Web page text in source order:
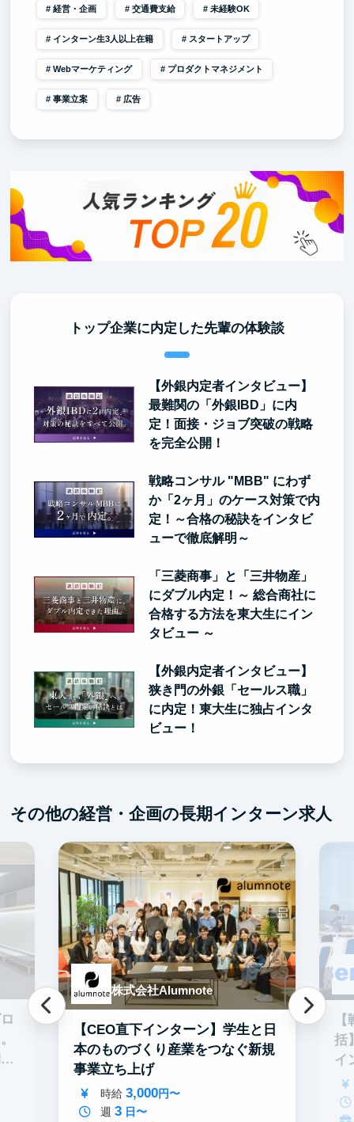
経営・企画 交通費支給 未経験OK
インターン生3人以上在籍 スタートアップ
Webマーケティング プロダクトマネジメント
事業立案 広告
トップ企業に内定した先輩の体験談
【外銀内定者インタビュー】
最難関の「外銀IBD」に内
定！面接・ジョブ突破の戦略
を完全公開！
戦略コンサル "MBB" にわず
か「2ヶ月」のケース対策で内
定！～合格の秘訣をインタビ
ューで徹底解明～
「三菱商事」と「三井物産」
にダブル内定！～ 総合商社に
合格する方法を東大生にイン
タビュー ～
【外銀内定者インタビュー】
狭き門の外銀「セールス職」
に内定！東大生に独占インタ
ビュー！
その他の経営・企画の長期インターン求人
株式会社Alumnote
【CEO直下インターン】学生と日
本のものづくり産業をつなぐ新規
事業立ち上げ
時給 3,000円〜
週 3日〜
括
イ